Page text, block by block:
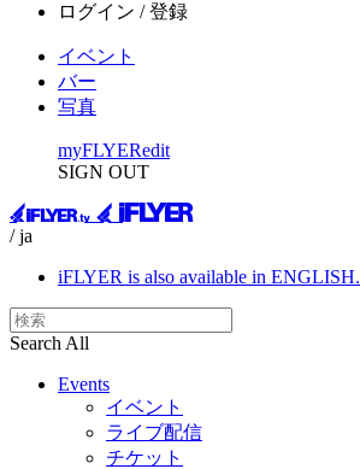
ログイン / 登録
イベント
バー
写真
myFLYERedit
SIGN OUT
/ ja
iFLYER is also available in ENGLISH.
Search All
Events
イベント
ライブ配信
チケット